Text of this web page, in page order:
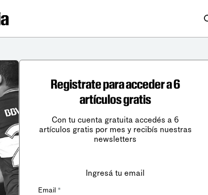
Registrate para acceder a 6
artículos gratis
Con tu cuenta gratuita accedés a 6
artículos gratis por mes y recibís nuestras
newsletters
Ingresá tu email
Email *